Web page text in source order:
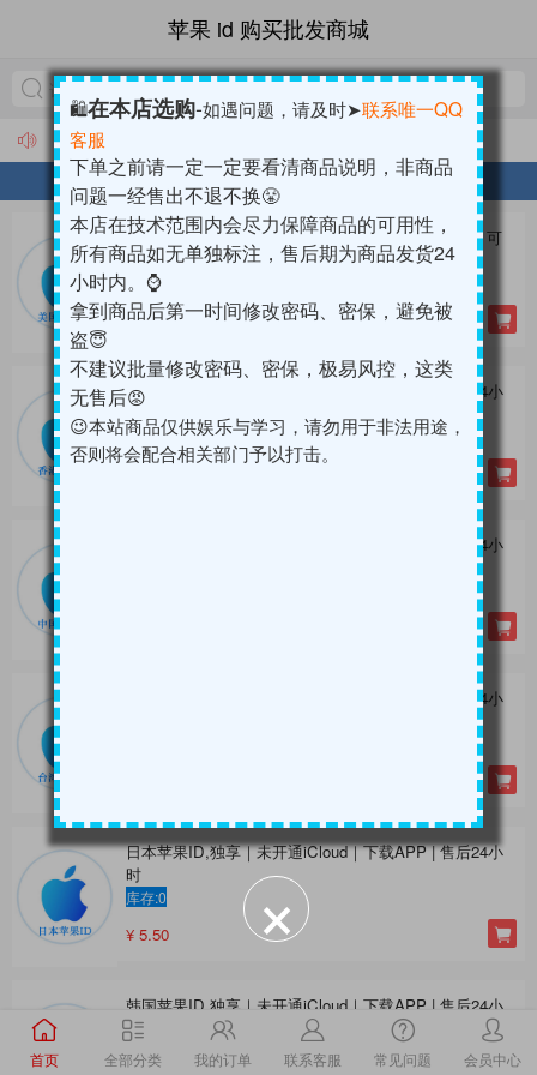
苹果 id 购买批发商城
我是首页公告标题，可以修改
全球苹果ID(没开通IC)
美国苹果ID(微软后缀,独享,可转区)｜未开通iCloud｜可
下载APP | 售后24小时
库存:31
¥ 5.50
香港苹果ID,独享｜未开通iCloud｜下载APP | 售后24小
时
库存:11
中国苹果ID,独享｜未开通iCloud｜下载APP | 售后24小
台湾苹果ID,独享｜未开通iCloud｜下载APP | 售后24小
日本苹果ID,独享｜未开通iCloud｜下载APP | 售后24小
时
库存:0
¥ 5.50
韩国苹果ID,独享｜未开通iCloud｜下载APP | 售后24小
时
库存:0
首页 全部分类 我的订单 联系客服 常见问题 会员中心
🛍️在本店选购-如遇问题，请及时➤联系唯一QQ
客服
下单之前请一定一定要看清商品说明，非商品
问题一经售出不退不换😤
本店在技术范围内会尽力保障商品的可用性，
所有商品如无单独标注，售后期为商品发货24
小时内。⌚️
拿到商品后第一时间修改密码、密保，避免被
盗😇
不建议批量修改密码、密保，极易风控，这类
无售后😡
😉本站商品仅供娱乐与学习，请勿用于非法用途，
否则将会配合相关部门予以打击。
苹果id购买|苹果ID出售|苹果ID批发商城|美国appleid购买1元